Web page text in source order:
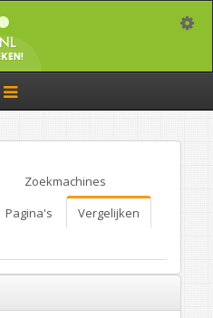
Toggle
navigation
Zoekmachines
Pagina's
Vergelijken